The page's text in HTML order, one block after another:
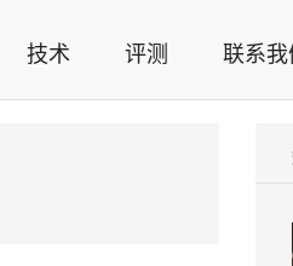
家居行业观点，智能家居项目案例
技术 评测 联系我